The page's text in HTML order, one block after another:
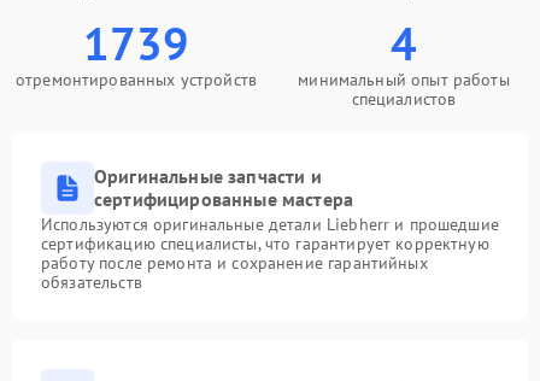
1739
отремонтированных устройств
4
минимальный опыт работы
специалистов
Оригинальные запчасти и
сертифицированные мастера
Используются оригинальные детали Liebherr и прошедшие
сертификацию специалисты, что гарантирует корректную
работу после ремонта и сохранение гарантийных
обязательств